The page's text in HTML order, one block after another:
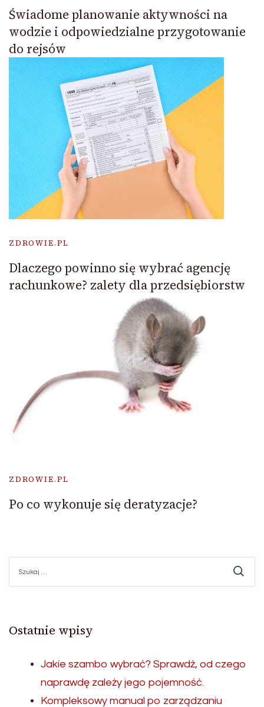
Świadome planowanie aktywności na
wodzie i odpowiedzialne przygotowanie
do rejsów
ZDROWIE.PL
Dlaczego powinno się wybrać agencję
rachunkowe? zalety dla przedsiębiorstw
ZDROWIE.PL
Po co wykonuje się deratyzacje?
Ostatnie wpisy
Jakie szambo wybrać? Sprawdź, od czego
naprawdę zależy jego pojemność.
Kompleksowy manual po zarządzaniu